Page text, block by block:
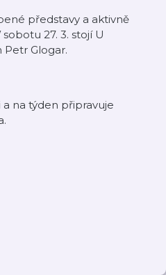
představy a aktivně
27. 3. stojí U
Glogar.
na týden připravuje